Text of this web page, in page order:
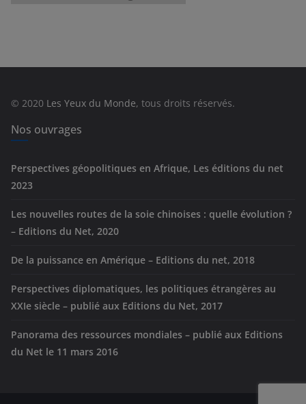
e
© 2020 Les Yeux du Monde, tous droits réservés.
Nos ouvrages
Perspectives géopolitiques en Afrique, Les éditions du net
2023
Les nouvelles routes de la soie chinoises : quelle évolution ?
– Editions du Net, 2020
De la puissance en Amérique – Editions du net, 2018
Perspectives diplomatiques, les politiques étrangères au
XXIe siècle – publié aux Editions du Net, 2017
Panorama des ressources mondiales – publié aux Editions
du Net le 11 mars 2016